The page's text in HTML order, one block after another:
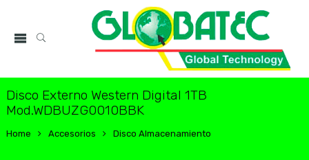
Disco Externo Western Digital 1TB
Mod.WDBUZG0010BBK
Home Accesorios Disco Almacenamiento